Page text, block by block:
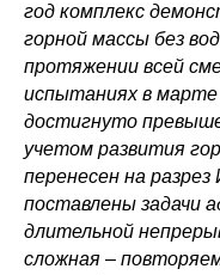
год комплекс
горной массы без
протяжении всей
испытаниях в марте
достигнуто
учетом развития
перенесен на
поставлены задачи
длительной
сложная –